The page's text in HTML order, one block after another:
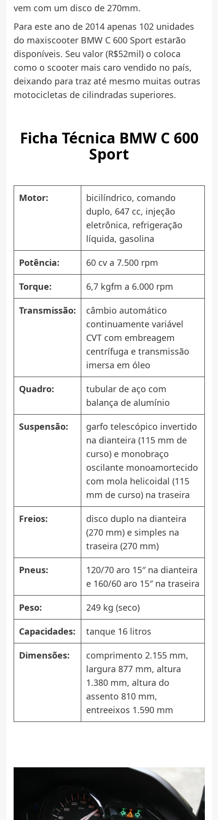
vem com um disco de 270mm.
Para este ano de 2014 apenas 102 unidades
do maxiscooter BMW C 600 Sport estarão
disponíveis. Seu valor (R$52mil) o coloca
como o scooter mais caro vendido no país,
deixando para traz até mesmo muitas outras
motocicletas de cilindradas superiores.
Ficha Técnica BMW C 600
Sport
Motor:
bicilíndrico, comando
duplo, 647 cc, injeção
eletrônica, refrigeração
líquida, gasolina
Potência: 60 cv a 7.500 rpm
Torque: 6,7 kgfm a 6.000 rpm
Transmissão:
câmbio automático
continuamente variável
CVT com embreagem
centrífuga e transmissão
imersa em óleo
Quadro:
tubular de aço com
balança de alumínio
Suspensão:
garfo telescópico invertido
na dianteira (115 mm de
curso) e monobraço
oscilante monoamortecido
com mola helicoidal (115
mm de curso) na traseira
Freios:
disco duplo na dianteira
(270 mm) e simples na
traseira (270 mm)
Pneus:
120/70 aro 15″ na dianteira
e 160/60 aro 15″ na traseira
Peso: 249 kg (seco)
Capacidades: tanque 16 litros
Dimensões:
comprimento 2.155 mm,
largura 877 mm, altura
1.380 mm, altura do
assento 810 mm,
entreeixos 1.590 mm